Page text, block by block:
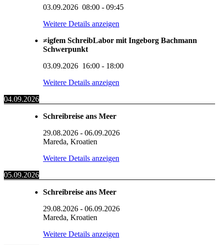
03.09.2026 08:00 - 09:45
Weitere Details anzeigen
≠igfem SchreibLabor mit Ingeborg Bachmann
Schwerpunkt
03.09.2026 16:00 - 18:00
Weitere Details anzeigen
04.09.2026
Schreibreise ans Meer
29.08.2026 - 06.09.2026
Mareda, Kroatien
Weitere Details anzeigen
05.09.2026
Schreibreise ans Meer
29.08.2026 - 06.09.2026
Mareda, Kroatien
Weitere Details anzeigen